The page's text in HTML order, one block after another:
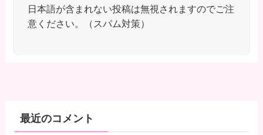
日本語が含まれない投稿は無視されますのでご注
意ください。（スパム対策）
最近のコメント